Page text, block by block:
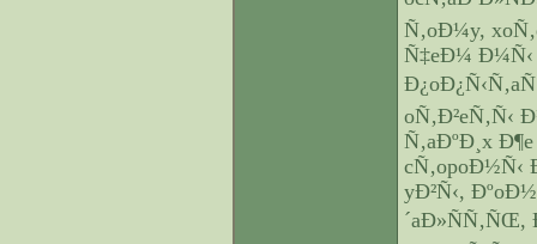
Ñ‚oÐ¼y,
Ñ‡eÐ¼
oÑ‚Ð²eÑ‚Ñ‹
Ñ‚aÐºÐ¸x
yÐ²Ñ‹,